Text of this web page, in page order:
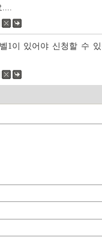
....
수
삭
1이 있어야 신청할 수 있
수
삭